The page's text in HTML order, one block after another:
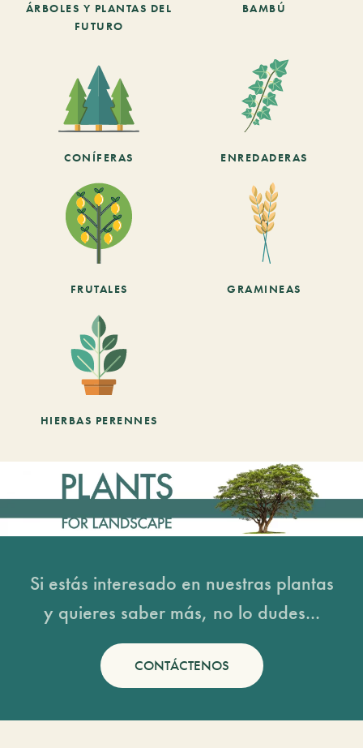
ÁRBOLES Y PLANTAS DEL
FUTURO
BAMBÚ
CONÍFERAS ENREDADERAS
FRUTALES GRAMINEAS
HIERBAS PERENNES
Si estás interesado en nuestras plantas
y quieres saber más, no lo dudes...
CONTÁCTENOS